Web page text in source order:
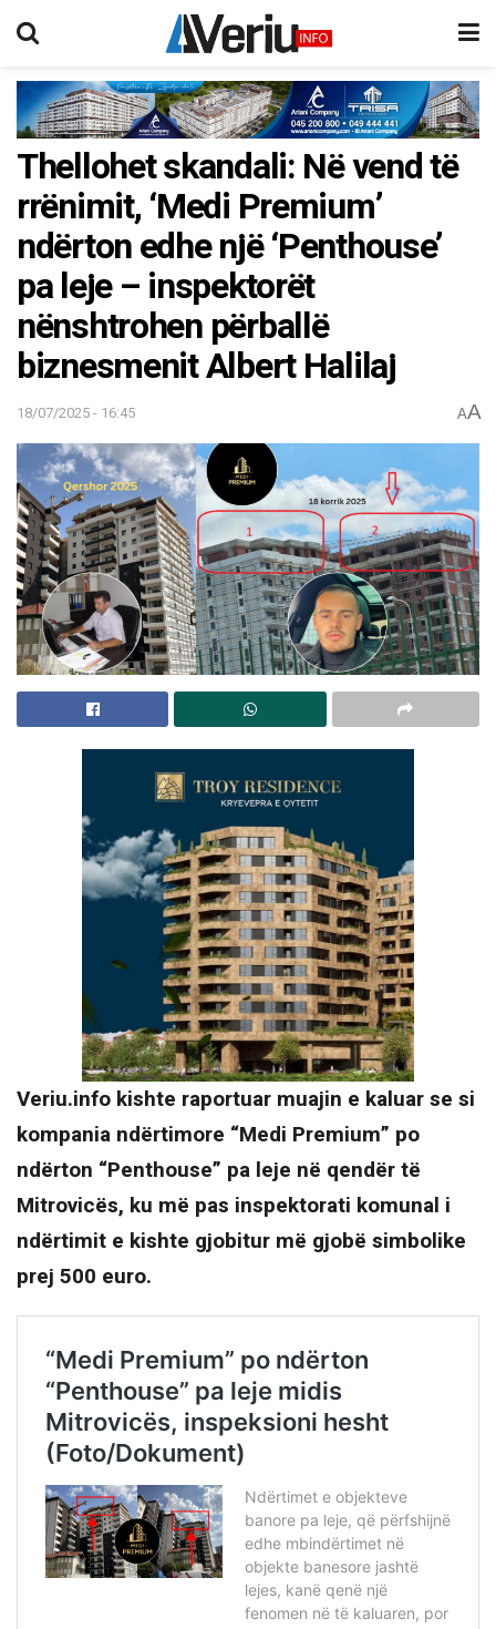
Thellohet skandali: Në vend të
rrënimit, ‘Medi Premium’
ndërton edhe një ‘Penthouse’
pa leje – inspektorët
nënshtrohen përballë
biznesmenit Albert Halilaj
18/07/2025 - 16:45 AA
Veriu.info kishte raportuar muajin e kaluar se si
kompania ndërtimore “Medi Premium” po
ndërton “Penthouse” pa leje në qendër të
Mitrovicës, ku më pas inspektorati komunal i
ndërtimit e kishte gjobitur më gjobë simbolike
prej 500 euro.